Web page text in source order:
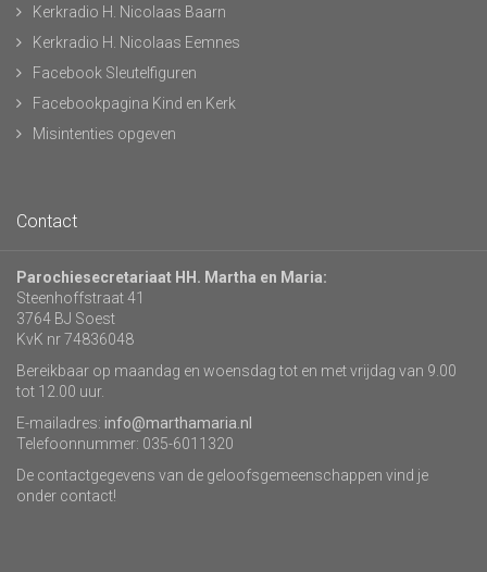
Kerkradio H. Nicolaas Baarn
Kerkradio H. Nicolaas Eemnes
Facebook Sleutelfiguren
Facebookpagina Kind en Kerk
Misintenties opgeven
Contact
Parochiesecretariaat HH. Martha en Maria:
Steenhoffstraat 41
3764 BJ Soest
KvK nr 74836048
Bereikbaar op maandag en woensdag tot en met vrijdag van 9.00
tot 12.00 uur.
E-mailadres: info@marthamaria.nl
Telefoonnummer: 035-6011320
De contactgegevens van de geloofsgemeenschappen vind je
onder contact!